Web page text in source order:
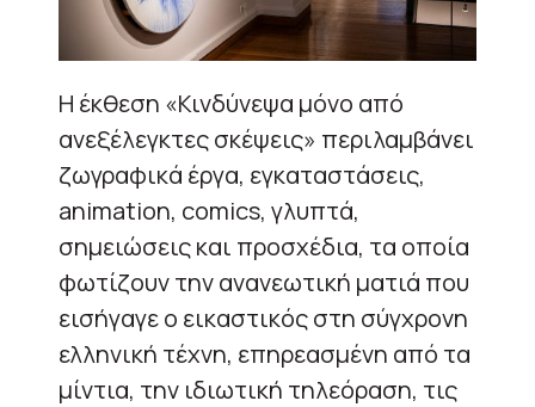
Η έκθεση «Κινδύνεψα μόνο από
ανεξέλεγκτες σκέψεις» περιλαμβάνει
ζωγραφικά έργα, εγκαταστάσεις,
animation, comics, γλυπτά,
σημειώσεις και προσχέδια, τα οποία
φωτίζουν την ανανεωτική ματιά που
εισήγαγε ο εικαστικός στη σύγχρονη
ελληνική τέχνη, επηρεασμένη από τα
μίντια, την ιδιωτική τηλεόραση, τις